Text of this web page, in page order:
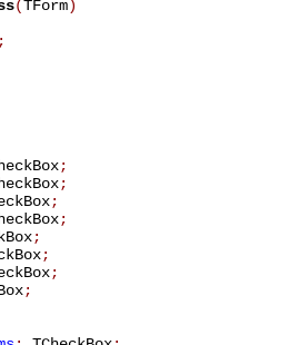
(TForm)
;
;
;
;
;
;
;
;
;